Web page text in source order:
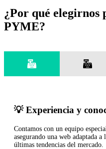
¿Por qué elegirnos
PYME?
💡Experiencia y
Contamos con un equipo
asegurando una web adaptada
últimas tendencias del mercado.